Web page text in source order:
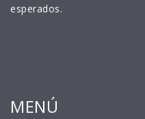
esperados.
MENÚ